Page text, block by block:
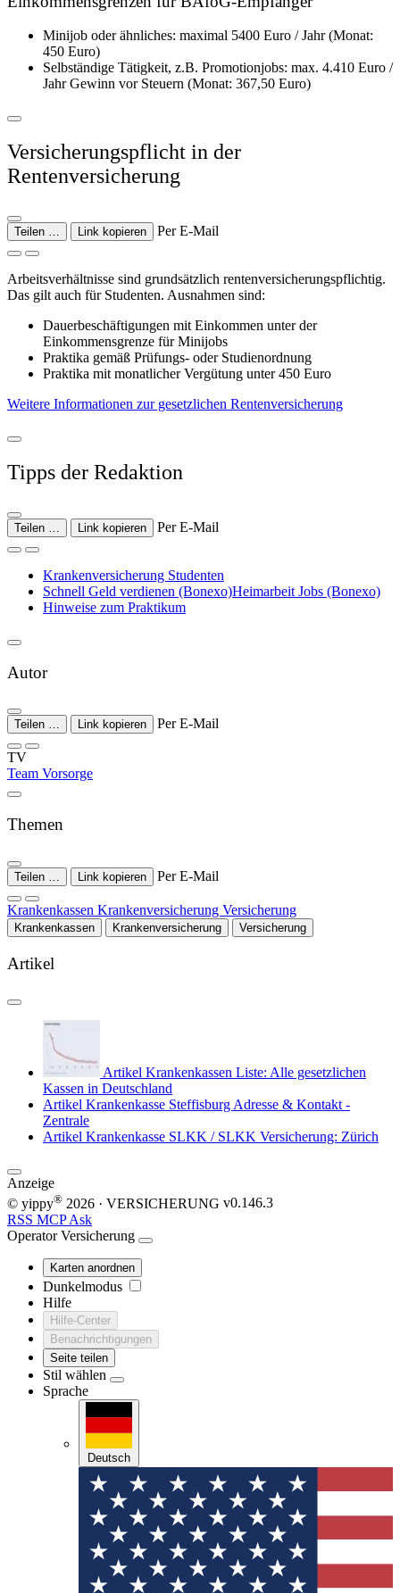
Minijob oder ähnliches: maximal 5400 Euro / Jahr (Monat:
450 Euro)
Selbständige Tätigkeit, z.B. Promotionjobs: max. 4.410 Euro /
Jahr Gewinn vor Steuern (Monat: 367,50 Euro)
Versicherungspflicht in der
Rentenversicherung
Teilen … Link kopieren Per E-Mail
Arbeitsverhältnisse sind grundsätzlich rentenversicherungspflichtig.
Das gilt auch für Studenten. Ausnahmen sind:
Dauerbeschäftigungen mit Einkommen unter der
Einkommensgrenze für Minijobs
Praktika gemäß Prüfungs- oder Studienordnung
Praktika mit monatlicher Vergütung unter 450 Euro
Weitere Informationen zur gesetzlichen Rentenversicherung
Tipps der Redaktion
Teilen … Link kopieren Per E-Mail
Krankenversicherung Studenten
Schnell Geld verdienen (Bonexo)Heimarbeit Jobs (Bonexo)
Hinweise zum Praktikum
Autor
Teilen … Link kopieren Per E-Mail
TV
Team Vorsorge
Themen
Teilen … Link kopieren Per E-Mail
Krankenkassen Krankenversicherung Versicherung
Krankenkassen Krankenversicherung Versicherung
Artikel
Artikel Krankenkassen Liste: Alle gesetzlichen
Kassen in Deutschland
Artikel Krankenkasse Steffisburg Adresse & Kontakt -
Zentrale
Artikel Krankenkasse SLKK / SLKK Versicherung: Zürich
Anzeige
© yippy® 2026 · VERSICHERUNG v0.146.3
RSS MCPAsk
Operator Versicherung
Karten anordnen
Dunkelmodus
Hilfe
Hilfe-Center
Benachrichtigungen
Seite teilen
Stil wählen
Sprache
Deutsch